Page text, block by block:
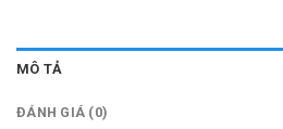
MÔ TẢ
ĐÁNH GIÁ (0)